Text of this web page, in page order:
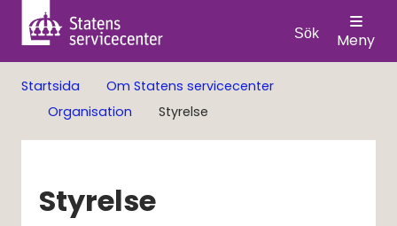
Sök Meny
Startsida
Om Statens servicecenter
Organisation
Styrelse
Styrelse